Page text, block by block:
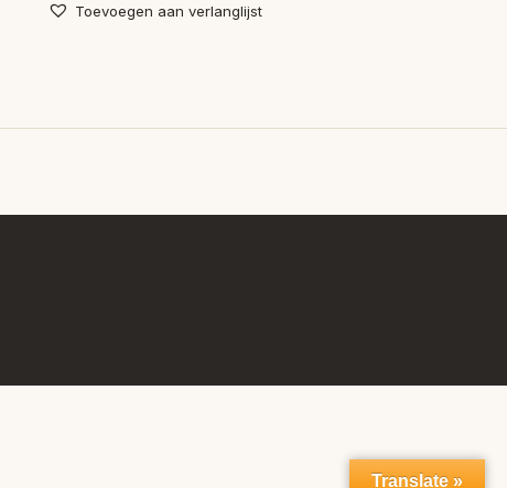
Toevoegen aan verlanglijst
Translate »